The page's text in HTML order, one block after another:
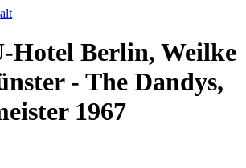
Hotel Berlin, Weilke
- The Dandys,
1967